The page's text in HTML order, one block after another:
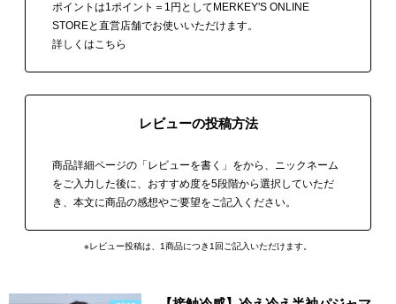
ポイントは1ポイント＝1円としてMERKEY'S ONLINE
STOREと直営店舗でお使いいただけます。
詳しくはこちら
レビューの投稿方法
商品詳細ページの「レビューを書く」をから、ニックネーム
をご入力した後に、おすすめ度を5段階から選択していただ
き、本文に商品の感想やご要望をご記入ください。
※レビュー投稿は、1商品につき1回ご記入いただけます。